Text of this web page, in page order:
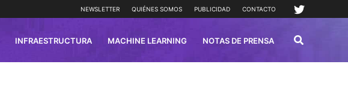
NEWSLETTER QUIÉNES SOMOS PUBLICIDAD CONTACTO
INFRAESTRUCTURA MACHINE LEARNING NOTAS DE PRENSA